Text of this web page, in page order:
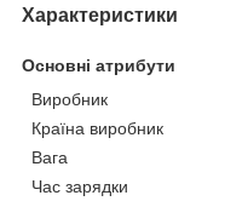
Характеристики
Основні атрибути
Виробник
Країна виробник
Вага
Час зарядки